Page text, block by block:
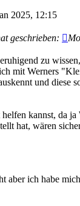
2025, 12:15
geschrieben:
zu
mit Werners
und diese
kannst, da ja
hat, wären
aber ich habe